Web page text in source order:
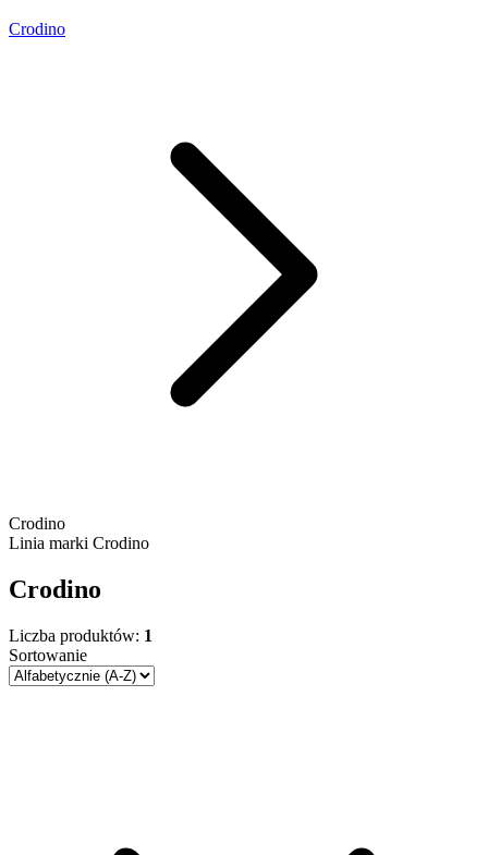
Crodino
Crodino
Linia marki Crodino
Crodino
Liczba produktów: 1
Sortowanie